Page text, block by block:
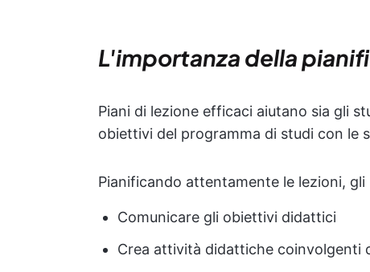
L'importanza della
Piani di lezione efficaci aiutano sia gli
obiettivi del programma di studi con le
Pianificando attentamente le lezioni,
Comunicare gli obiettivi didattici
Crea attività didattiche coinvolgenti